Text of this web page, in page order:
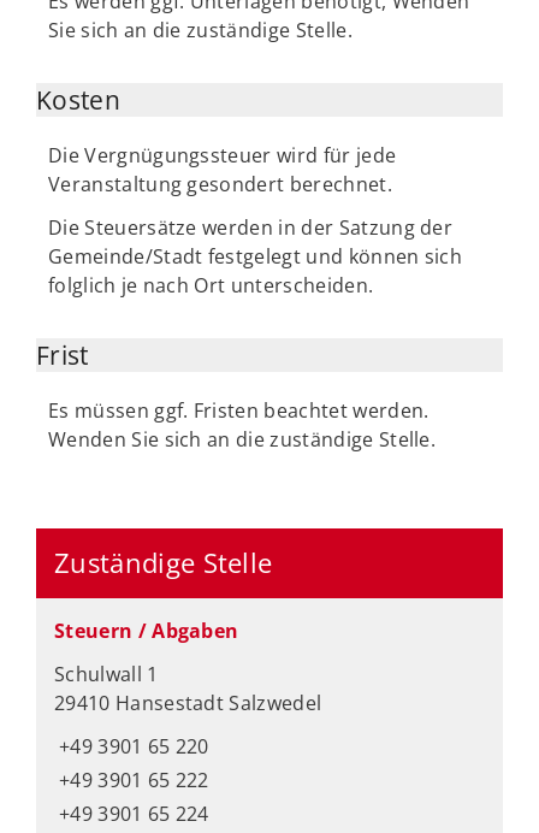
Sie sich an die zuständige Stelle.
Kosten
Die Vergnügungssteuer wird für jede
Veranstaltung gesondert berechnet.
Die Steuersätze werden in der Satzung der
Gemeinde/Stadt festgelegt und können sich
folglich je nach Ort unterscheiden.
Frist
Es müssen ggf. Fristen beachtet werden.
Wenden Sie sich an die zuständige Stelle.
Zuständige Stelle
Steuern / Abgaben
Schulwall 1
29410 Hansestadt Salzwedel
+49 3901 65 220
+49 3901 65 222
+49 3901 65 224